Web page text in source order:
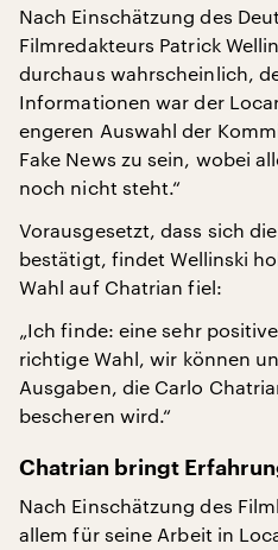
Nach Einschätzung des
Filmredakteurs Patrick
durchaus wahrscheinlich,
Informationen war der
engeren Auswahl der
Fake News zu sein, wobei
noch nicht steht.“
Vorausgesetzt, dass sich
bestätigt, findet Wellinski
Wahl auf Chatrian fiel:
„Ich finde: eine sehr
richtige Wahl, wir können
Ausgaben, die Carlo
bescheren wird.“
Chatrian bringt
Nach Einschätzung des
allem für seine Arbeit in